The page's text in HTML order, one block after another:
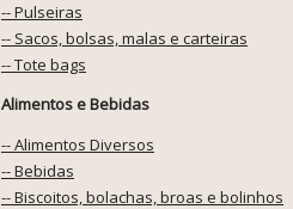
-- Pulseiras
-- Sacos, bolsas, malas e carteiras
-- Tote bags
Alimentos e Bebidas
-- Alimentos Diversos
-- Bebidas
-- Biscoitos, bolachas, broas e bolinhos